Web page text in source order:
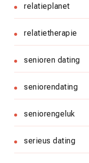
relatieplanet
relatietherapie
senioren dating
seniorendating
seniorengeluk
serieus dating